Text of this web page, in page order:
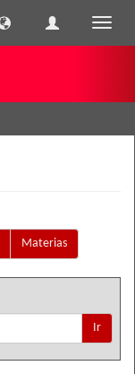
Materias
Ir